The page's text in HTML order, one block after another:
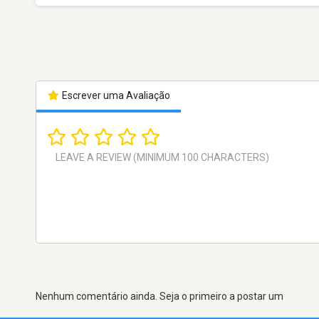
Escrever uma Avaliação
Nenhum comentário ainda. Seja o primeiro a postar um